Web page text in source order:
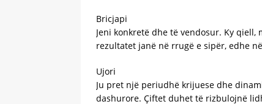
Bricjapi
Jeni konkretë dhe të vendosur. Ky
rezultatet janë në rrugë e sipër, edhe
Ujori
Ju pret një periudhë krijuese dhe
dashurore. Çiftet duhet të rizbulojnë